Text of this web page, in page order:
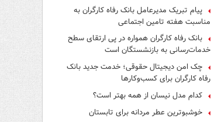
پیام تبریک مدیرعامل بانک رفاه کارگران به
مناسبت هفته تامین اجتماعی
بانک رفاه کارگران همواره در پی ارتقای سطح
خدمات‌رسانی به بازنشستگان است
چک امن دیجیتال حقوقی؛ خدمت جدید بانک
رفاه کارگران برای کسب‌وکارها
کدام مدل نیسان از همه بهتر است؟
خوشبوترین عطر مردانه برای تابستان